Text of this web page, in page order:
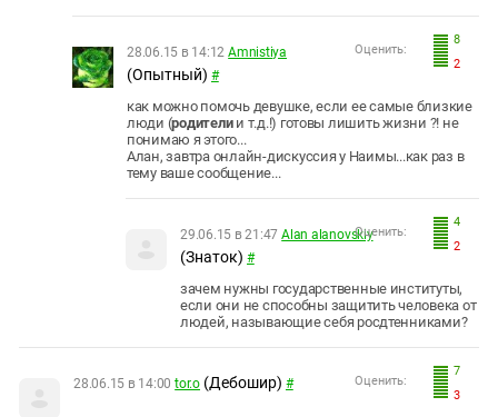
8
2
Оценить:
28.06.15 в 14:12 Amnistiya
(Опытный) #
как можно помочь девушке, если ее самые близкие
люди (родителии т.д.!) готовы лишить жизни ?! не
понимаю я этого...
Алан, завтра онлайн-дискуссия у Наимы...как раз в
тему ваше сообщение...
4
2
Оценить:
29.06.15 в 21:47 Alan alanovskiy
(Знаток) #
зачем нужны государственные институты,
если они не способны защитить человека от
людей, называющие себя росдтенниками?
7
3
Оценить:
28.06.15 в 14:00 tor.o (Дебошир) #